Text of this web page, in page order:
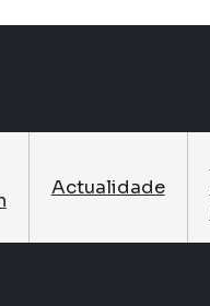
Actualidade